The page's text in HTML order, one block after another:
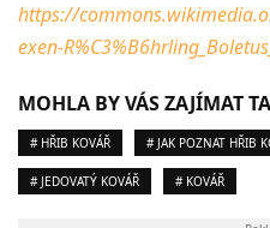
https://
exen-
MOHLA BY VÁS ZAJÍMAT
# HŘIB KOVÁŘ # JAK POZNAT HŘIB
# JEDOVATÝ KOVÁŘ # KOVÁŘ